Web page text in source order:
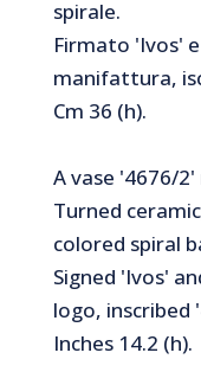
spirale.
Firmato 'Ivos'
manifattura,
Cm 36 (h).
A vase '4676/2'
Turned
colored spiral
Signed 'Ivos'
logo, inscribed
Inches 14.2 (h).